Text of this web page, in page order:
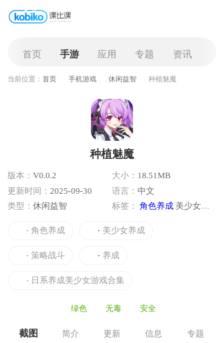
首页 手游 应用 专题 资讯
当前位置： 首页 手机游戏 休闲益智 种植魅魔
种植魅魔
版本： V0.0.2 大小： 18.51MB
更新时间： 2025-09-30 语言： 中文
类型： 休闲益智 标签： 角色养成 美少女养成
角色养成 美少女养成
策略战斗 养成
日系养成美少女游戏合集
绿色 无毒 安全
截图 简介 更新 信息 专题